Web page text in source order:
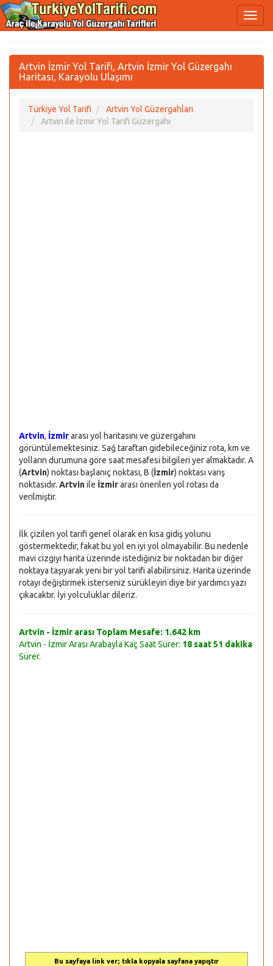
Artvin İzmir Yol Tarifi, Artvin İzmir Yol Güzergahı
Haritası, Karayolu Ulaşımı
Türkiye Yol Tarifi
Artvin Yol Güzergahları
Artvin ile İzmir Yol Tarifi Güzergahı
Artvin, İzmirarası yol haritasını ve güzergahını
görüntülemektesiniz. Sağ taraftan gidebileceğiniz rota, km ve
yolların durumuna göre saat mesafesi bilgileri yer almaktadır. A
(Artvin) noktası başlanıç noktası, B (İzmir) noktası varış
noktasıdır. Artvinile İzmirarası önerilen yol rotası da
verilmiştir.
İlk çizilen yol tarifi genel olarak en kısa gidiş yolunu
göstermektedir, fakat bu yol en iyi yol olmayabilir. Bu nedenle
mavi cizgiyi harita üzerinde istediğiniz bir noktadan bir diğer
noktaya taşıyarak yeni bir yol tarifi alabilirsiniz. Harita üzerinde
rotayı değiştirmek isterseniz sürükleyin diye bir yardımcı yazı
çıkacaktır. İyi yolculuklar dileriz.
Artvin - İzmir arası Toplam Mesafe: 1.642 km
Artvin - İzmir Arası Arabayla Kaç Saat Sürer: 18 saat 51 dakika
Sürer.
Bu sayfaya link ver; tıkla kopyala sayfana yapıştır